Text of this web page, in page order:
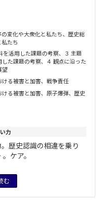
変化や大衆化と私たち、 歴史総
たち
を活用した課題の考察、
３ 主題
した課題の考察、
４ 観点に沿った
望
ける被害と加害、 戦争責任
ける被害と加害、 原子爆弾、 歴史
む
力
歴史認識の相違を乗り
ケア。